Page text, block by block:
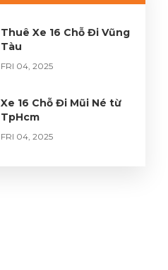
FRI 04, 2026
Thuê Xe 16 Chỗ Đi Vũng
Tàu
FRI 04, 2025
Xe 16 Chỗ Đi Mũi Né từ
TpHcm
FRI 04, 2025